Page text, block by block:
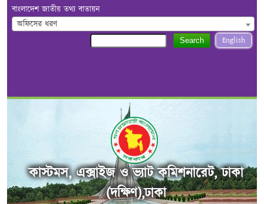
বাংলাদেশ জাতীয় তথ্য বাতায়ন
অফিসের ধরণ
English
Search
কাস্টমস, এক্সাইজ ও ভ্যাট কমিশনারেট, ঢাকা
(দক্ষিণ),ঢাকা